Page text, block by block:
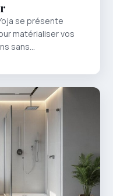
se présente
matérialiser vos
sans…